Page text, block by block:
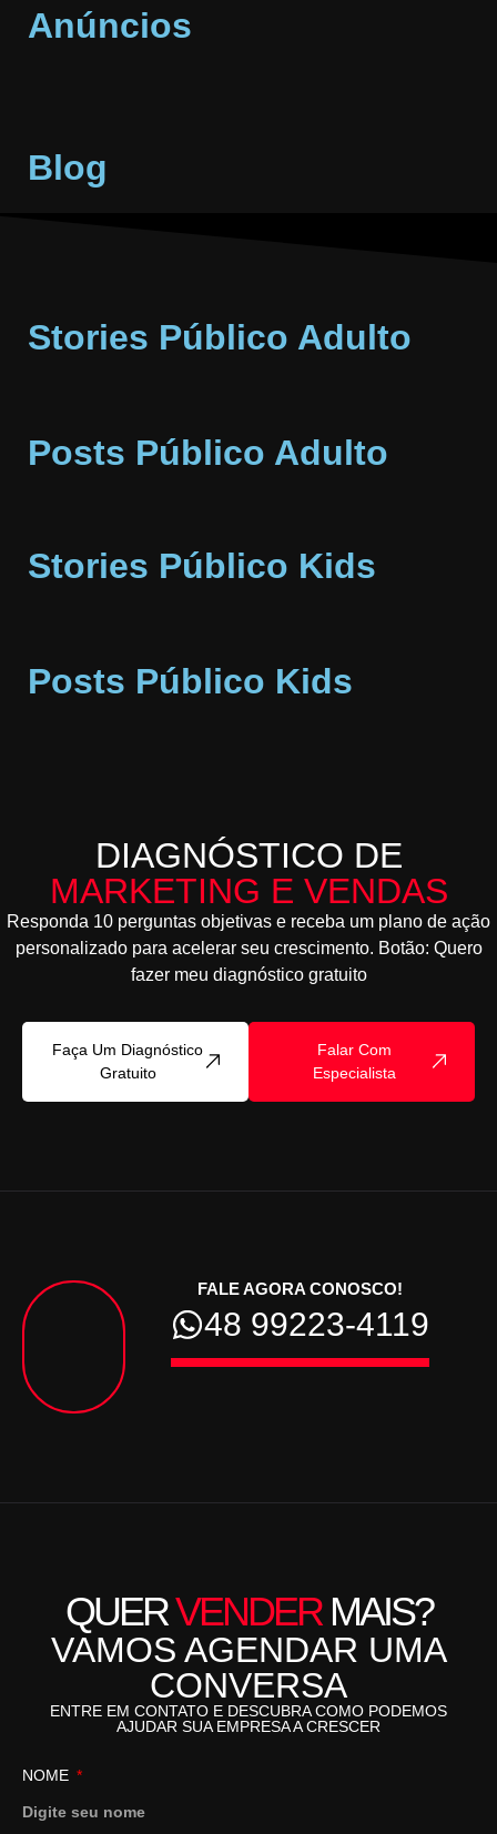
Anúncios
Blog
Stories Público Adulto
Posts Público Adulto
Stories Público Kids
Posts Público Kids
DIAGNÓSTICO DE
MARKETING E VENDAS
Responda 10 perguntas objetivas e receba um plano de ação
personalizado para acelerar seu crescimento. Botão: Quero
fazer meu diagnóstico gratuito
Faça Um Diagnóstico
Gratuito
Falar Com
Especialista
FALE AGORA CONOSCO!
48 99223-4119
QUERVENDERMAIS?
VAMOS AGENDAR UMA
CONVERSA
ENTRE EM CONTATO E DESCUBRA COMO PODEMOS
AJUDAR SUA EMPRESA A CRESCER
NOME